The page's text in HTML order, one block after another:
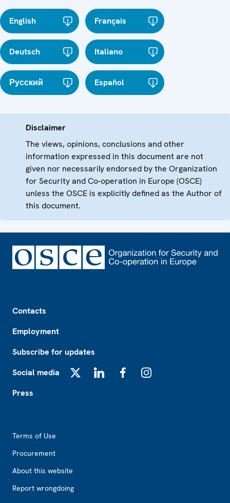
English Français
Deutsch Italiano
Русский Español
Disclaimer
The views, opinions, conclusions and other
information expressed in this document are not
given nor necessarily endorsed by the Organization
for Security and Co-operation in Europe (OSCE)
unless the OSCE is explicitly defined as the Author of
this document.
Contacts
Employment
Subscribe for updates
Social media
Press
Terms of Use
Procurement
About this website
Report wrongdoing